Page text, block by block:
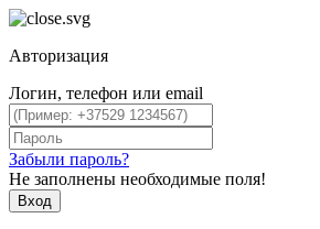
Авторизация
Логин, телефон или email
Забыли пароль?
Не заполнены необходимые поля!
Вход